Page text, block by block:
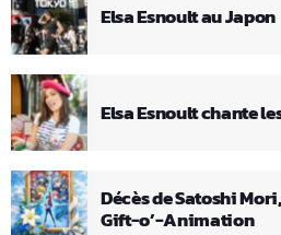
Elsa Esnoult au Japon
Elsa Esnoult chante
Décès de Satoshi
Gift-o’-Animation